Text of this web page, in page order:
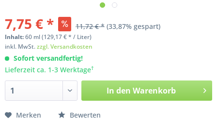
7,75 € * 11,72 € * (33,87% gespart)
Inhalt:60 ml(129,17 € * / Liter)
inkl. MwSt.zzgl. Versandkosten
Sofort versandfertig!
Lieferzeit ca. 1-3 Werktage†
In den Warenkorb
Merken Bewerten